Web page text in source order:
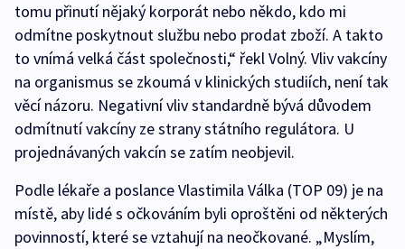
tomu přinutí nějaký korporát nebo někdo, kdo mi
odmítne poskytnout službu nebo prodat zboží. A takto
to vnímá velká část společnosti,“ řekl Volný. Vliv vakcíny
na organismus se zkoumá v klinických studiích, není tak
věcí názoru. Negativní vliv standardně bývá důvodem
odmítnutí vakcíny ze strany státního regulátora. U
projednávaných vakcín se zatím neobjevil.
Podle lékaře a poslance Vlastimila Válka (TOP 09) je na
místě, aby lidé s očkováním byli oproštěni od některých
povinností, které se vztahují na neočkované. „Myslím,